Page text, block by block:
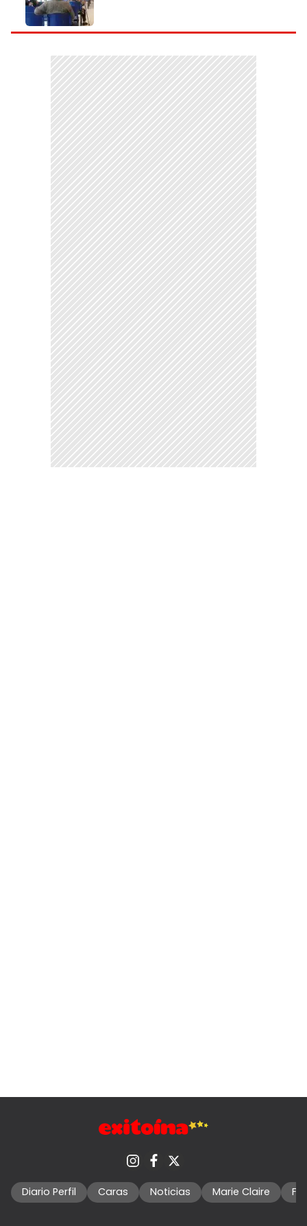
Diario Perfil Caras Noticias Marie Claire